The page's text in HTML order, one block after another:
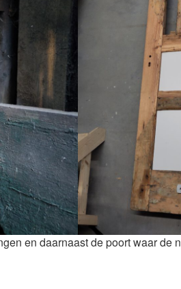
en daarnaast de poort waar de